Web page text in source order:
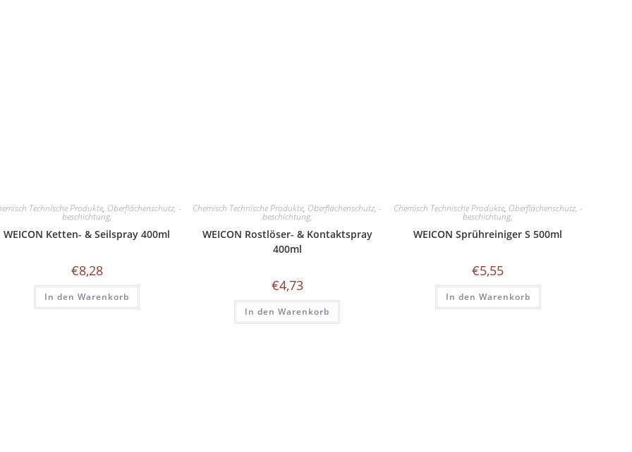
Technische Produkte, Oberflächenschutz, -
beschichtung,
WEICON Ketten- & Seilspray 400ml
€8,28
In den Warenkorb
Chemisch Technische Produkte, Oberflächenschutz, -
beschichtung,
WEICON Rostlöser- & Kontaktspray
400ml
€4,73
In den Warenkorb
Chemisch Technische Produkte, Oberflächenschutz, -
beschichtung,
WEICON Sprühreiniger S 500ml
€5,55
In den Warenkorb